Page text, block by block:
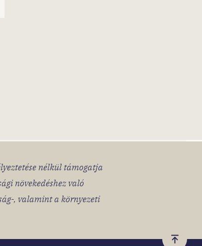
nélkül támogatja
növekedéshez való
, valamint a környezeti